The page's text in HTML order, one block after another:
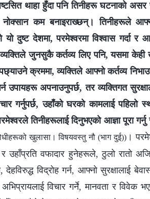
थाहा हुँदा पनि तिनीहरू घटनाको
कम बनाइराख्छन्। तिनीहरूले आफ्नो
दुष्ट देशमा, परमेश्‍वरमा विश्‍वास गर्दा र
जुनसुकै कर्तव्य लिए पनि, यसमा केही
क्रममा, व्यक्तिले आफ्‍नो कर्तव्य
उपायहरू अपनाउनुपर्छ, तर व्यक्तिगत
गर्नुपर्छ, उहाँको घरको कामलाई पहिलो
तिनीहरूलाई दिनुभएको आज्ञा पूरा गर्नु
खुलासा। विषयवस्तु नौ (भाग दुई))।
उहाँप्रति वफादार हुनेहरूले, ठुलो रातो
विद्रोह गर्न, आफ्नो सुरक्षालाई
विचार गर्ने, मानवता र विवेक